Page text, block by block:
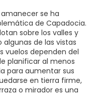
se ha
de Capadocia.
sobre los valles y
de las vistas
vuelos dependen del
planificar al menos
para aumentar sus
en tierra firme,
o mirador es una